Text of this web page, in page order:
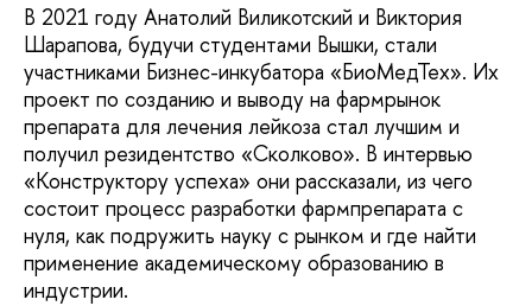
В 2021 году Анатолий Виликотский и Виктория
Шарапова, будучи студентами Вышки, стали
участниками Бизнес-инкубатора «БиоМедТех». Их
проект по созданию и выводу на фармрынок
препарата для лечения лейкоза стал лучшим и
получил резидентство «Сколково». В интервью
«Конструктору успеха» они рассказали, из чего
состоит процесс разработки фармпрепарата с
нуля, как подружить науку с рынком и где найти
применение академическому образованию в
индустрии.